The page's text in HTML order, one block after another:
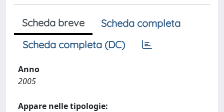
Scheda breve
Scheda completa
Scheda completa (DC)
Anno
2005
Appare nelle tipologie: